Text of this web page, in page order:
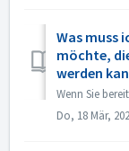
Was muss
möchte,
werden
Do, 18 Mär,